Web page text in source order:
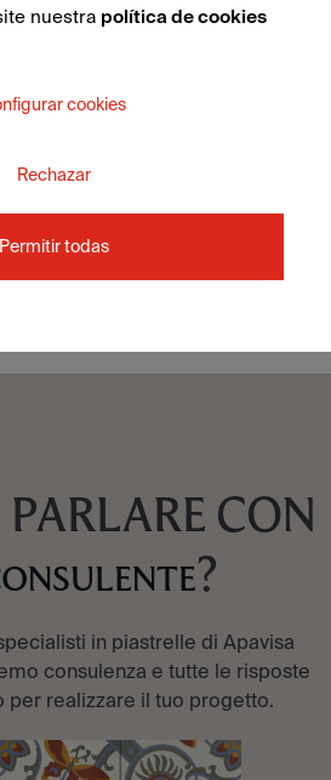
60X60
PARLARE CON
?
in piastrelle di Apavisa
consulenza e tutte le risposte
per realizzare il tuo progetto.
nuestra política de cookies
cookies
Rechazar
Permitir todas